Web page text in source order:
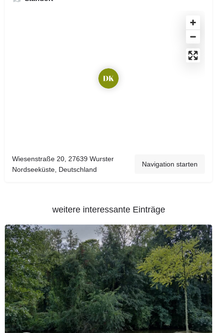
Wiesenstraße 20, 27639 Wurster
Nordseeküste, Deutschland
Navigation starten
weitere interessante Einträge